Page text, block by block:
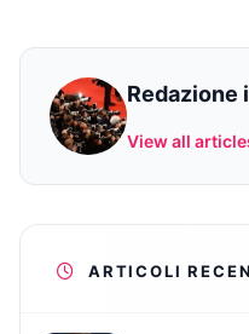
Redazione
View all
ARTICOLI